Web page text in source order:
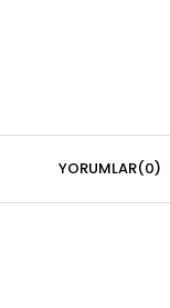
YORUMLAR(0)